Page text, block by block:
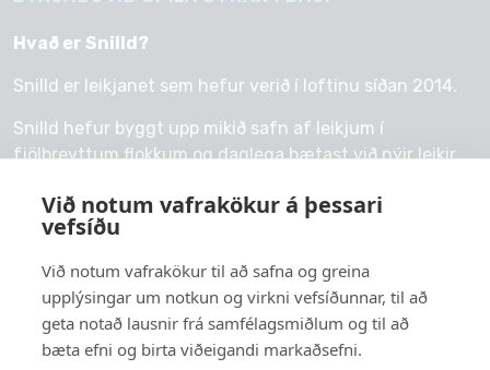
Við notum vafrakökur á þessari
vefsíðu
Við notum vafrakökur til að safna og greina
upplýsingar um notkun og virkni vefsíðunnar, til að
geta notað lausnir frá samfélagsmiðlum og til að
bæta efni og birta viðeigandi markaðsefni.
Hvað er Snilld?
Snilld er leikjanet sem hefur verið í loftinu síðan 2014.
Snilld hefur byggt upp mikið safn af leikjum í
fjölbreyttum flokkum og daglega bætast við nýir leikir.
© 2026 snilld.is
Um okkur
Persónuvernd